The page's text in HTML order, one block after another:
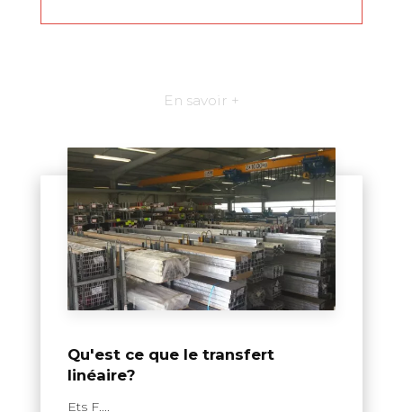
En savoir +
Qu'est ce que le transfert
linéaire?
Ets F....